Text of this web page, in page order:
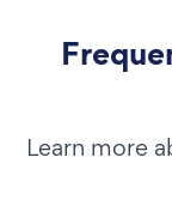
Learn more